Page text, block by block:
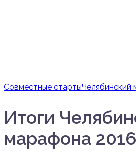
Совместные стартыЧелябинский
Итоги
марафона 2016